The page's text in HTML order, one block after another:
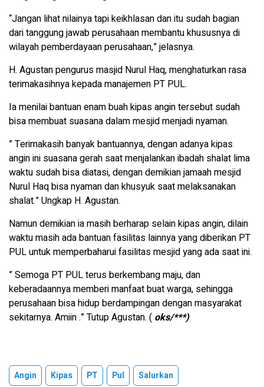
“Jangan lihat nilainya tapi keikhlasan dan itu sudah bagian
dari tanggung jawab perusahaan membantu khususnya di
wilayah pemberdayaan perusahaan,” jelasnya.
H. Agustan pengurus masjid Nurul Haq, menghaturkan rasa
terimakasihnya kepada manajemen PT PUL.
Ia menilai bantuan enam buah kipas angin tersebut sudah
bisa membuat suasana dalam mesjid menjadi nyaman.
” Terimakasih banyak bantuannya, dengan adanya kipas
angin ini suasana gerah saat menjalankan ibadah shalat lima
waktu sudah bisa diatasi, dengan demikian jamaah mesjid
Nurul Haq bisa nyaman dan khusyuk saat melaksanakan
shalat.” Ungkap H. Agustan.
Namun demikian ia masih berharap selain kipas angin, dilain
waktu masih ada bantuan fasilitas lainnya yang diberikan PT
PUL untuk memperbaharui fasilitas mesjid yang ada saat ini.
” Semoga PT PUL terus berkembang maju, dan
keberadaannya memberi manfaat buat warga, sehingga
perusahaan bisa hidup berdampingan dengan masyarakat
sekitarnya. Amiin .” Tutup Agustan. ( oks/***)
Angin Kipas PT Pul Salurkan